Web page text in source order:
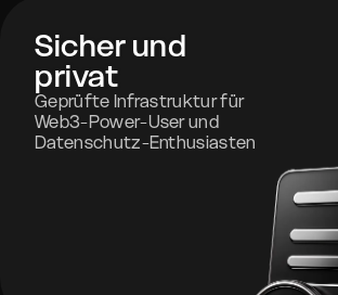
Sicher und
privat
Geprüfte Infrastruktur für
Web3-Power-User und
Datenschutz-Enthusiasten